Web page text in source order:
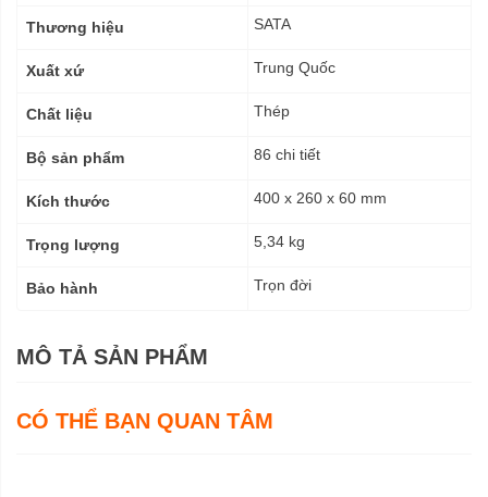
kỹThương hiệu SATA
Xuất xứ Trung Quốc
Chất liệu Thép
Bộ sản phẩm 86 chi tiết
Kích thước 400 x 260 x 60 mm
Trọng lượng 5,34 kg
Bảo hành Trọn đời
MÔ TẢ SẢN PHẨM
CÓ THỂ BẠN QUAN TÂM